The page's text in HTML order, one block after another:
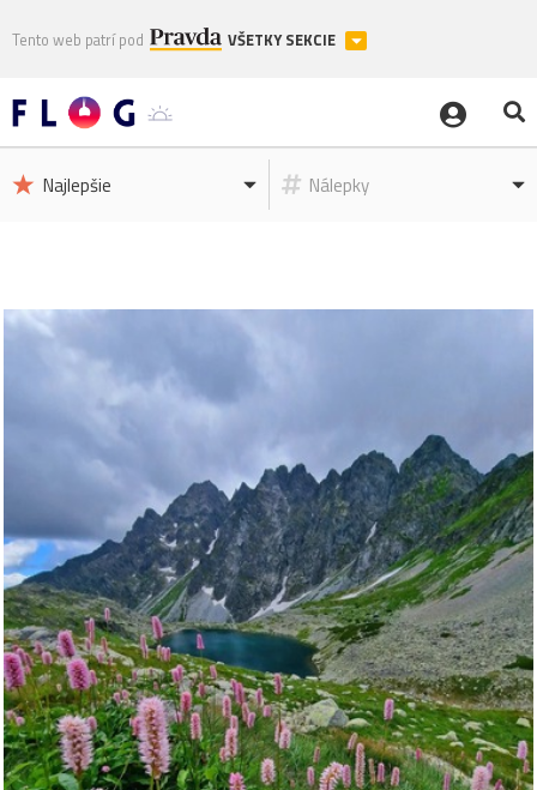
Tento web patrí pod VŠETKY SEKCIE
Najlepšie Nálepky